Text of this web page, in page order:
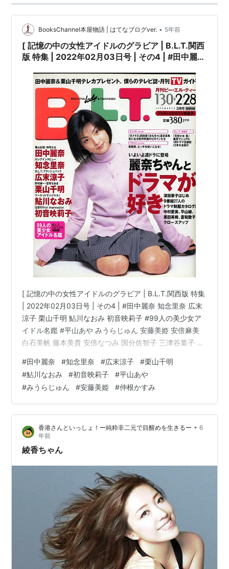
ウォーターボーイズ（2001年9月、東宝）
ラヴァーズ・キス（2003年1月、東宝）
こち亀THE MOVIE 2・UFO襲来!トルネード大作戦!!
（2003年12月） ミーナ役（声優）
恋愛小説（2004年6月、WOWOW）
Tokyo Tower（2005年1月、東宝）
風のファイター（2004年8月、韓国映画）※2005年末
日本DVD発売予定
バックダンサーズ！（2006年9月9日公開、フジテレ
ビ）＝主演
キトキト！（2007年3月公開、シネカノン）
来て来てあたしンち（2002年、）アニメ『あたしン
ち』 ED
Missin'you（2003年、）映画『こち亀THE MOVIE 2・
UFO襲来!トルネード大作戦!!』挿入歌
4063077527） - 監修：吉田たかよし
BooksChannel本屋物語 | はてなブログver. • 5年前
[ 記憶の中の女性アイドルのグラビア | B.L.T.関西
版 特集 | 2022年02月03日号 | その4 | #田中麗奈
子 #99人の美少女アイドル名鑑 #平山あや みうら
じゅん 安藤美姫 安倍麻美 白石美帆 藤本美貴 安倍
なつみ 国分佐智子 三津谷葉子 加藤あい 西村繭子
深田恭子 内山理名 後藤理沙 仲根かすみ #BLT関
西版 他 |
[ 記憶の中の女性アイドルのグラビア | B.L.T.関西版 特集
| 2022年02月03日号 | その4 | #田中麗奈 知念里奈 広末
涼子 栗山千明 鮎川なおみ 初音映莉子 #99人の美少女ア
イドル名鑑 #平山あや みうらじゅん 安藤美姫 安倍麻美
白石美帆 藤本美貴 安倍なつみ 国分佐智子 三津谷葉子 加
#BLT関西版 他 | 10歳代・20歳代の男性をターゲットと
し、女性アイドルのグラビアとテレビの月刊番組表を組
み合わせた誌面!! 特に関西版は『KANSAI B.L.T.』とし
て、独自の紙面が他の版より多くなっています。 B…
#田中麗奈 #知念里奈 #広末涼子 #栗山千明
#鮎川なおみ #初音映莉子 #平山あや
#みうらじゅん #安藤美姫 #仲根かすみ
香港さんといっしょ！ー純粋非二元で目醒めを生きるー • 6
年前
綾香ちゃん